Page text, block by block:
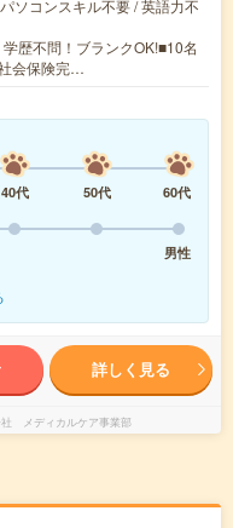
ソコンスキル不要 / 英語力不
歴不問！ブランクOK!■10名
会保険完…
40代 50代
60代
男性
詳しく見る
社 メディカルケア事業部